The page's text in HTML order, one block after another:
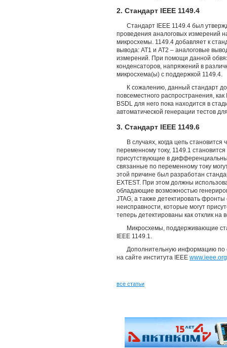
2. Стандарт IEEE 1149.4
Стандарт IEEE 1149.4 был
проведения аналоговых измерений
микросхемы. 1149.4 добавляет к
вывода: AT1 и AT2 – аналоговые
измерений. При помощи данной
конденсаторов, напряжений в
микросхема(ы) с поддержкой 1149.4.
К сожалению, данный стандарт
повсеместного распространения,
BSDL для него пока находится в
автоматической генерации тестов
3. Стандарт IEEE 1149.6
В случаях, когда цепь
переменному току, 1149.1
присутствующие в
связанные по переменному току
этой причине был разработан
EXTEST. При этом должны
обладающие возможностью
JTAG, а также детектировать
неисправности, которые могут
теперь детектированы как отклик на
Микросхемы, поддерживающие
IEEE 1149.1.
Дополнительную информацию по
на сайте института IEEE www.ieee.org
все статьи